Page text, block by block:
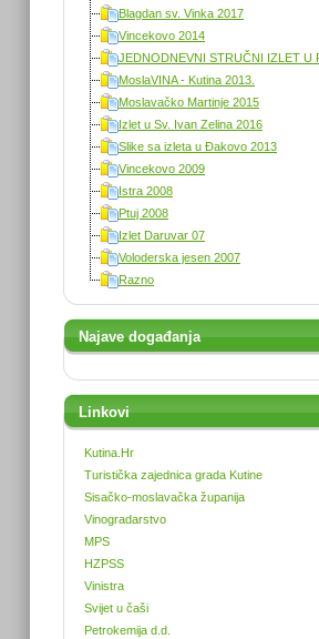
Blagdan sv. Vinka 2017
Vincekovo 2014
JEDNODNEVNI STRUČNI IZLET U
MoslaVINA - Kutina 2013.
Moslavačko Martinje 2015
Izlet u Sv. Ivan Zelina 2016
Slike sa izleta u Đakovo 2013
Vincekovo 2009
Istra 2008
Ptuj 2008
Izlet Daruvar 07
Voloderska jesen 2007
Razno
Najave događanja
Linkovi
Kutina.Hr
Turistička zajednica grada Kutine
Sisačko-moslavačka županija
Vinogradarstvo
MPS
HZPSS
Vinistra
Svijet u čaši
Petrokemija d.d.